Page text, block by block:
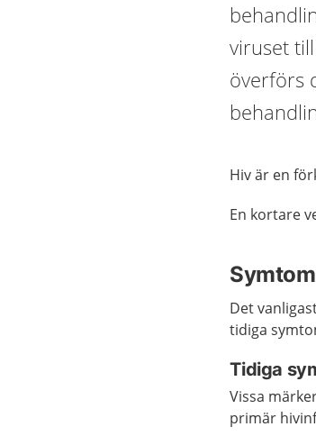
viruset
överförs
Hiv är en
En kortare
Symtom
Det
tidiga
Tidiga
Vissa
primär